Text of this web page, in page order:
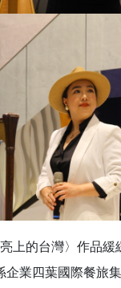
上的台灣〉作品緩
企業四葉國際餐旅